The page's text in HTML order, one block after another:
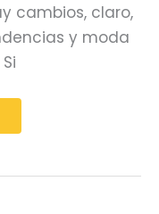
cambios, claro,
y moda